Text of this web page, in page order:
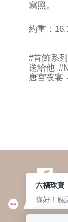
寫照。
約重：
#首飾系列
送給他
唐宮夜宴
六福珠寶
你好！感